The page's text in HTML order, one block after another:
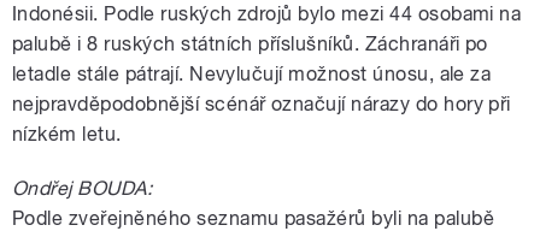
Indonésii. Podle ruských zdrojů bylo mezi 44 osobami na
palubě i 8 ruských státních příslušníků. Záchranáři po
letadle stále pátrají. Nevylučují možnost únosu, ale za
nejpravděpodobnější scénář označují nárazy do hory při
nízkém letu.
Ondřej BOUDA:
Podle zveřejněného seznamu pasažérů byli na palubě